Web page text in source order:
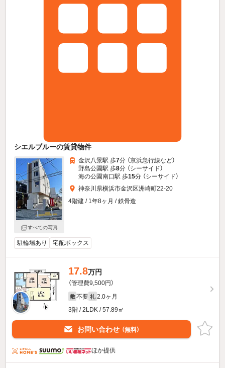
シエルブルーの賃貸物件
すべての写真
金沢八景駅 歩7分 （京浜急行線など）
野島公園駅 歩8分 （シーサイド）
海の公園南口駅 歩15分 （シーサイド）
神奈川県横浜市金沢区洲崎町22-20
4階建 / 1年8ヶ月 / 鉄骨造
駐輪場あり 宅配ボックス
17.8万円
（管理費9,500円）
敷 不要 礼 2.0ヶ月
3階 / 2LDK / 57.89㎡
お問い合わせ （無料）
ほか提供